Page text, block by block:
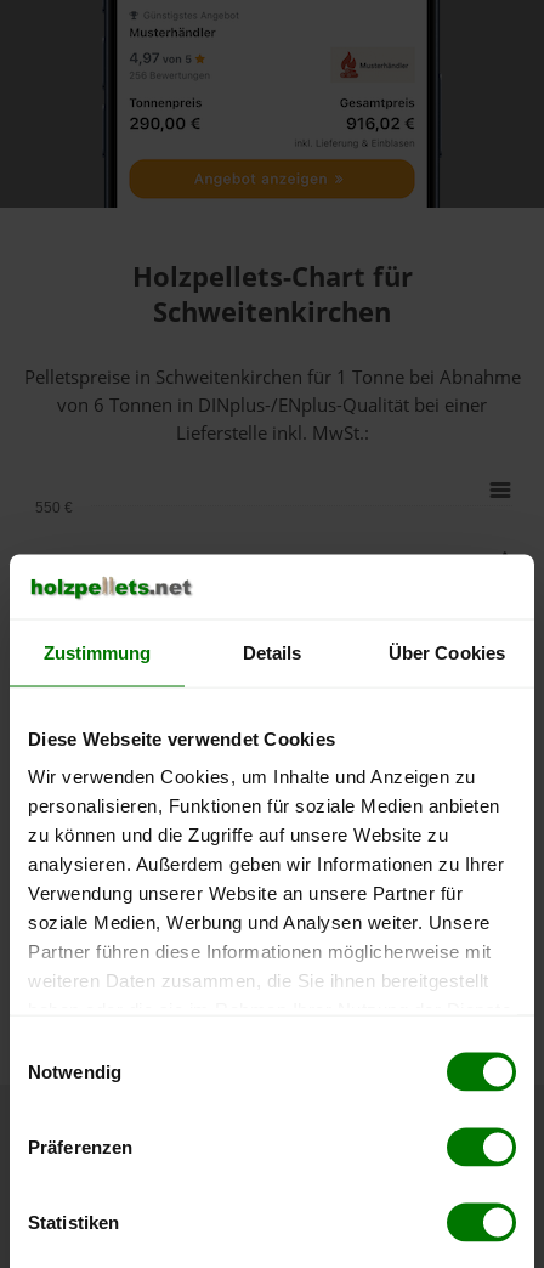
Zustimmung Details Über Cookies
Diese Webseite verwendet Cookies
Wir verwenden Cookies, um Inhalte und Anzeigen zu
personalisieren, Funktionen für soziale Medien anbieten
zu können und die Zugriffe auf unsere Website zu
analysieren. Außerdem geben wir Informationen zu Ihrer
Verwendung unserer Website an unsere Partner für
soziale Medien, Werbung und Analysen weiter. Unsere
Partner führen diese Informationen möglicherweise mit
weiteren Daten zusammen, die Sie ihnen bereitgestellt
Notwendig
Präferenzen
Statistiken
Holzpellets-Chart für
Schweitenkirchen
Pelletspreise in Schweitenkirchen für 1 Tonne bei Abnahme
von 6 Tonnen in DINplus-/ENplus-Qualität bei einer
Lieferstelle inkl. MwSt.:
lose Ware Sackware
September
Januar
Mai
250 €
300 €
350 €
550 €
Die aktuelle Preisentwicklung für Holzpellets in Deutschland
können Sie jederzeit auf unsererPelletspreise-Seite
Höchst- und Tiefststände der